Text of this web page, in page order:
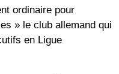
ordinaire pour
» le club allemand qui
en Ligue